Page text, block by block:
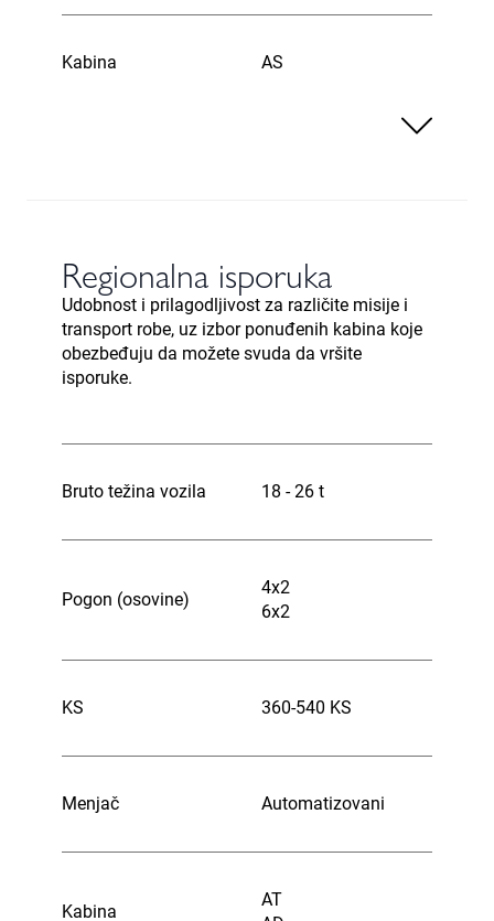
Kabina AS
Regionalna isporuka
Udobnost i prilagodljivost za različite misije i
transport robe, uz izbor ponuđenih kabina koje
obezbeđuju da možete svuda da vršite
isporuke.
Bruto težina vozila 18 - 26 t
Pogon (osovine)
4x2
6x2
KS 360-540 KS
Menjač Automatizovani
Kabina
AT